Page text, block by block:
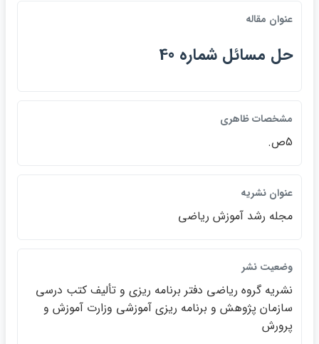
عنوان مقاله
حل مسائل شماره 40
مشخصات ظاهري
5ص.
عنوان نشريه
مجله رشد آموزش رياضي
وضعيت نشر
نشريه گروه رياضي دفتر برنامه ريزي و تأليف كتب درسي
سازمان پژوهش و برنامه ريزي آموزشي وزارت آموزش و
پرورش